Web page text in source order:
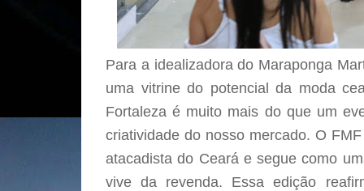
Para a idealizadora do Maraponga
uma vitrine do potencial da moda
Fortaleza é muito mais do que um
criatividade do nosso mercado. O
atacadista do Ceará e segue como
vive da revenda. Essa edição